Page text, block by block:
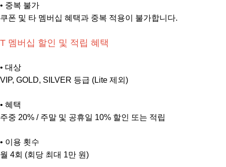
• 중복 불가
쿠폰 및 타 멤버십 혜택과 중복 적용이 불가합니다.
T 멤버십 할인 및 적립 혜택
• 대상
VIP, GOLD, SILVER 등급 (Lite 제외)
• 혜택
주중 20% / 주말 및 공휴일 10% 할인 또는 적립
• 이용 횟수
월 4회 (회당 최대 1만 원)